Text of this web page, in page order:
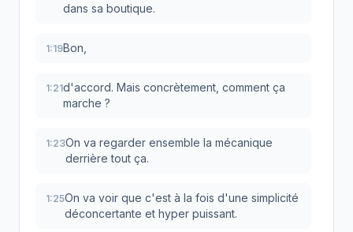
dans sa boutique.
1:19Bon,
1:21d'accord. Mais concrètement, comment ça
marche ?
1:23On va regarder ensemble la mécanique
derrière tout ça.
1:25On va voir que c'est à la fois d'une simplicité
déconcertante et hyper puissant.